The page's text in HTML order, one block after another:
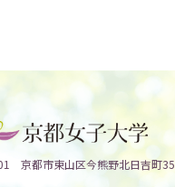
京都市東山区今熊野北日吉町35